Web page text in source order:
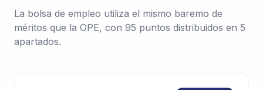
La bolsa de empleo utiliza el mismo baremo de
méritos que la OPE, con 95 puntos distribuidos en 5
apartados.